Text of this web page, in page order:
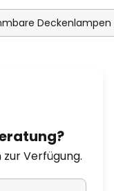
Verfügung.